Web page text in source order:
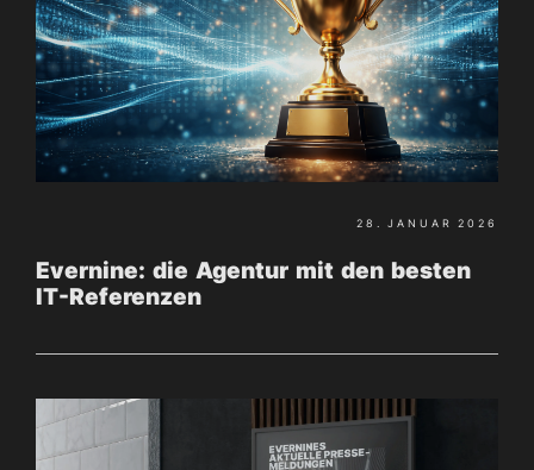
Evernine: die Agentur mit den besten
IT-Referenzen
28. JANUAR 2026